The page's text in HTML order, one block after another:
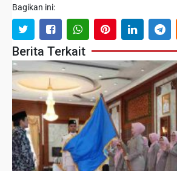
Bagikan ini:
Berita Terkait